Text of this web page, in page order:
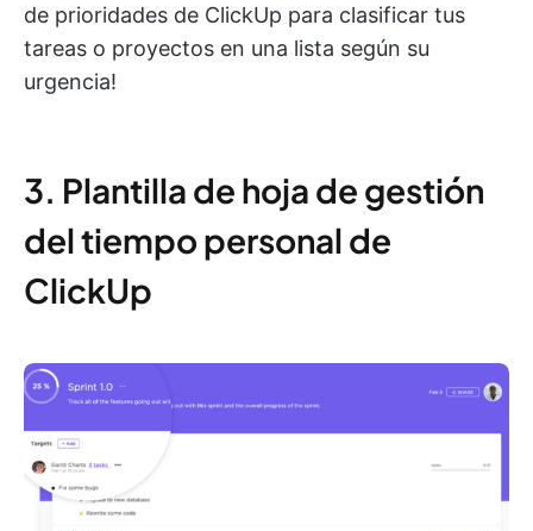
de prioridades de ClickUp para clasificar tus
tareas o proyectos en una lista según su
urgencia!
3. Plantilla de hoja de gestión
del tiempo personal de
ClickUp